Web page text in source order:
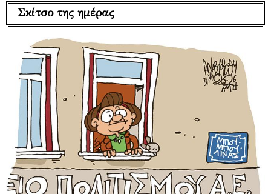
Σκίτσο της ημέρας